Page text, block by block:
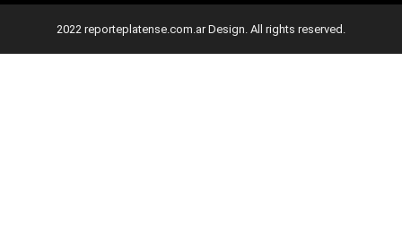
2022 reporteplatense.com.ar Design. All rights reserved.